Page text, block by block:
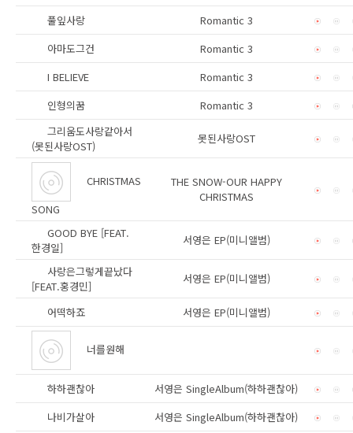
풀잎사랑
Romantic 3
아마도그건
Romantic 3
I BELIEVE
Romantic 3
인형의꿈
Romantic 3
그리움도사랑같아서
(못된사랑OST)
못된사랑OST
CHRISTMAS
SONG
THE SNOW-OUR HAPPY
CHRISTMAS
GOOD BYE [FEAT.
한경일]
서영은 EP(미니앨범)
사랑은그렇게끝났다
[FEAT.홍경민]
서영은 EP(미니앨범)
어떡하죠 서영은 EP(미니앨범)
너를원해
하하괜찮아
서영은 SingleAlbum(하하괜찮아)
나비가살아
서영은 SingleAlbum(하하괜찮아)